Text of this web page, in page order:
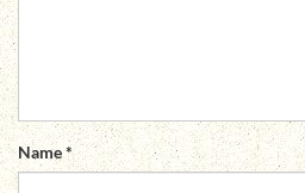
Name*